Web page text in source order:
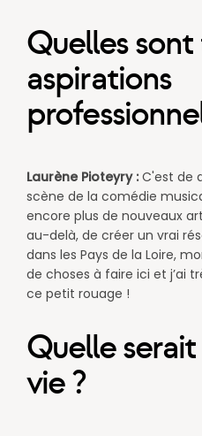
Quelles sont
aspirations
Laurène Pioteyry :C'est de
scène de la comédie
encore plus de nouveaux
au-delà, de créer un vrai
dans les Pays de la Loire,
de choses à faire ici et j’ai
ce petit rouage !​
Quelle
vie ?